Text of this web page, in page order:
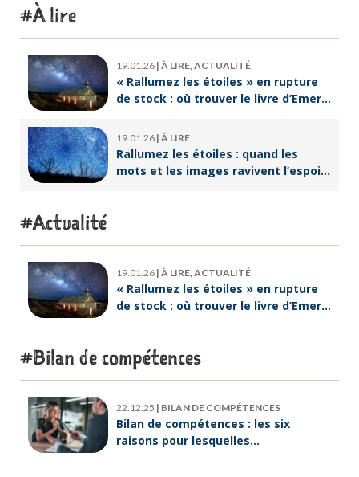
À lire
19.01.26 | À LIRE, ACTUALITÉ
« Rallumez les étoiles » en rupture
de stock : où trouver le livre d’Emeric
19.01.26 | À LIRE
Rallumez les étoiles : quand les
mots et les images ravivent l’espoir
Actualité
19.01.26 | À LIRE, ACTUALITÉ
« Rallumez les étoiles » en rupture
de stock : où trouver le livre d’Emeric
Bilan de compétences
22.12.25 | BILAN DE COMPÉTENCES
Bilan de compétences : les six
raisons pour lesquelles